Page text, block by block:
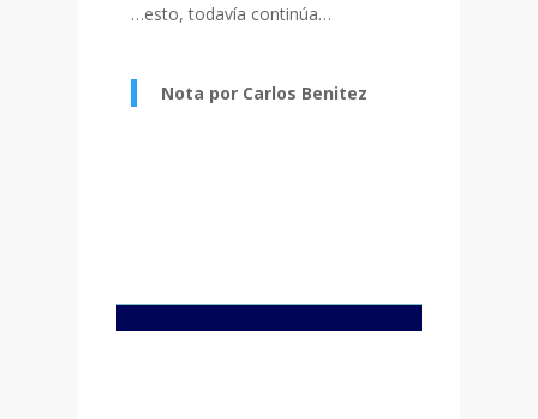
…esto, todavía continúa…
Nota por Carlos Benitez